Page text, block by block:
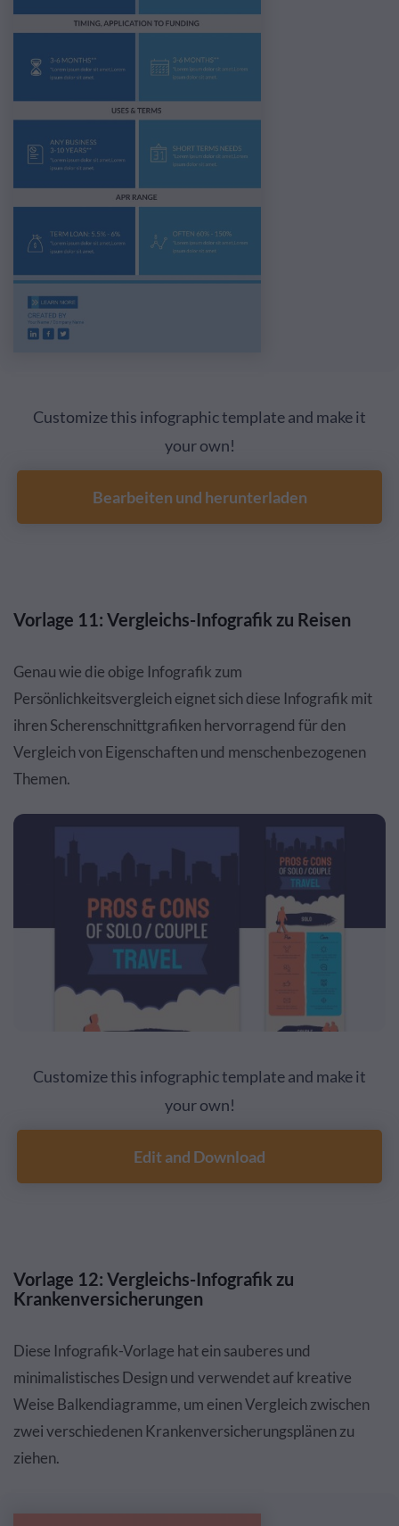
Customize this infographic template and make it
your own!
Bearbeiten und herunterladen
Vorlage 11: Vergleichs-Infografik zu Reisen
Genau wie die obige Infografik zum
Persönlichkeitsvergleich eignet sich diese Infografik mit
ihren Scherenschnittgrafiken hervorragend für den
Vergleich von Eigenschaften und menschenbezogenen
Themen.
Customize this infographic template and make it
your own!
Edit and Download
Vorlage 12: Vergleichs-Infografik zu
Krankenversicherungen
Diese Infografik-Vorlage hat ein sauberes und
minimalistisches Design und verwendet auf kreative
Weise Balkendiagramme, um einen Vergleich zwischen
zwei verschiedenen Krankenversicherungsplänen zu
ziehen.